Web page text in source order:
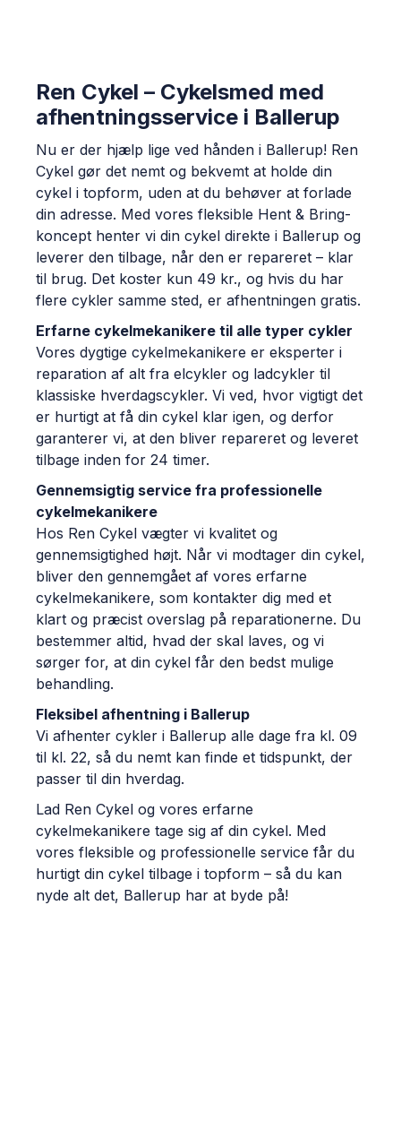
Ren Cykel – Cykelsmed med
afhentningsservice i Ballerup
Nu er der hjælp lige ved hånden i Ballerup! Ren
Cykel gør det nemt og bekvemt at holde din
cykel i topform, uden at du behøver at forlade
din adresse. Med vores fleksible Hent & Bring-
koncept henter vi din cykel direkte i Ballerup og
leverer den tilbage, når den er repareret – klar
til brug. Det koster kun 49 kr., og hvis du har
flere cykler samme sted, er afhentningen gratis.
Erfarne cykelmekanikere til alle typer cykler
Vores dygtige cykelmekanikere er eksperter i
reparation af alt fra elcykler og ladcykler til
klassiske hverdagscykler. Vi ved, hvor vigtigt det
er hurtigt at få din cykel klar igen, og derfor
garanterer vi, at den bliver repareret og leveret
tilbage inden for 24 timer.
Gennemsigtig service fra professionelle
cykelmekanikere
Hos Ren Cykel vægter vi kvalitet og
gennemsigtighed højt. Når vi modtager din cykel,
bliver den gennemgået af vores erfarne
cykelmekanikere, som kontakter dig med et
klart og præcist overslag på reparationerne. Du
bestemmer altid, hvad der skal laves, og vi
sørger for, at din cykel får den bedst mulige
behandling.
Fleksibel afhentning i Ballerup
Vi afhenter cykler i Ballerup alle dage fra kl. 09
til kl. 22, så du nemt kan finde et tidspunkt, der
passer til din hverdag.
Lad Ren Cykel og vores erfarne
cykelmekanikere tage sig af din cykel. Med
vores fleksible og professionelle service får du
hurtigt din cykel tilbage i topform – så du kan
nyde alt det, Ballerup har at byde på!